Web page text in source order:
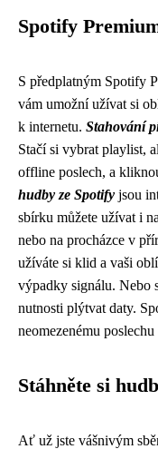
Spotify
S předplatným Spotify
vám umožní užívat si
k internetu. Stahování
Stačí si vybrat playlist,
offline poslech, a
hudby ze Spotify jsou
sbírku můžete užívat i
nebo na procházce v
užíváte si klid a vaši
výpadky signálu. Nebo
nutnosti plýtvat daty.
neomezenému
Stáhněte si
Ať už jste vášnivým